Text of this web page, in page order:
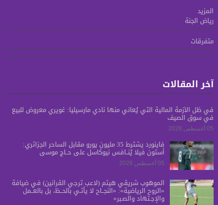
المزيد
رياض الجنة
متفرقات
آخر المقالات
في ظل الأزمة المالية التي يُعاني منها نادي مارسيليا: غويري معروض للبيع
في سوق الصيف
05 أغسطس 2026
فاينورد يشترط 35 مليون يورو مقابل الساحر الجزائري:
أستون فيلا يُنــافس نيوكاسل على حــاج موسى
05 أغسطس 2026
الموهوب شريڤي هيثم (لاعب ترجي الڤرانين) في ضيافة
«الروح الرياضية»: «النجــاح لا يأتـي بالحــظ، بل بالعــمل
والإجـتهاد والصـبر»